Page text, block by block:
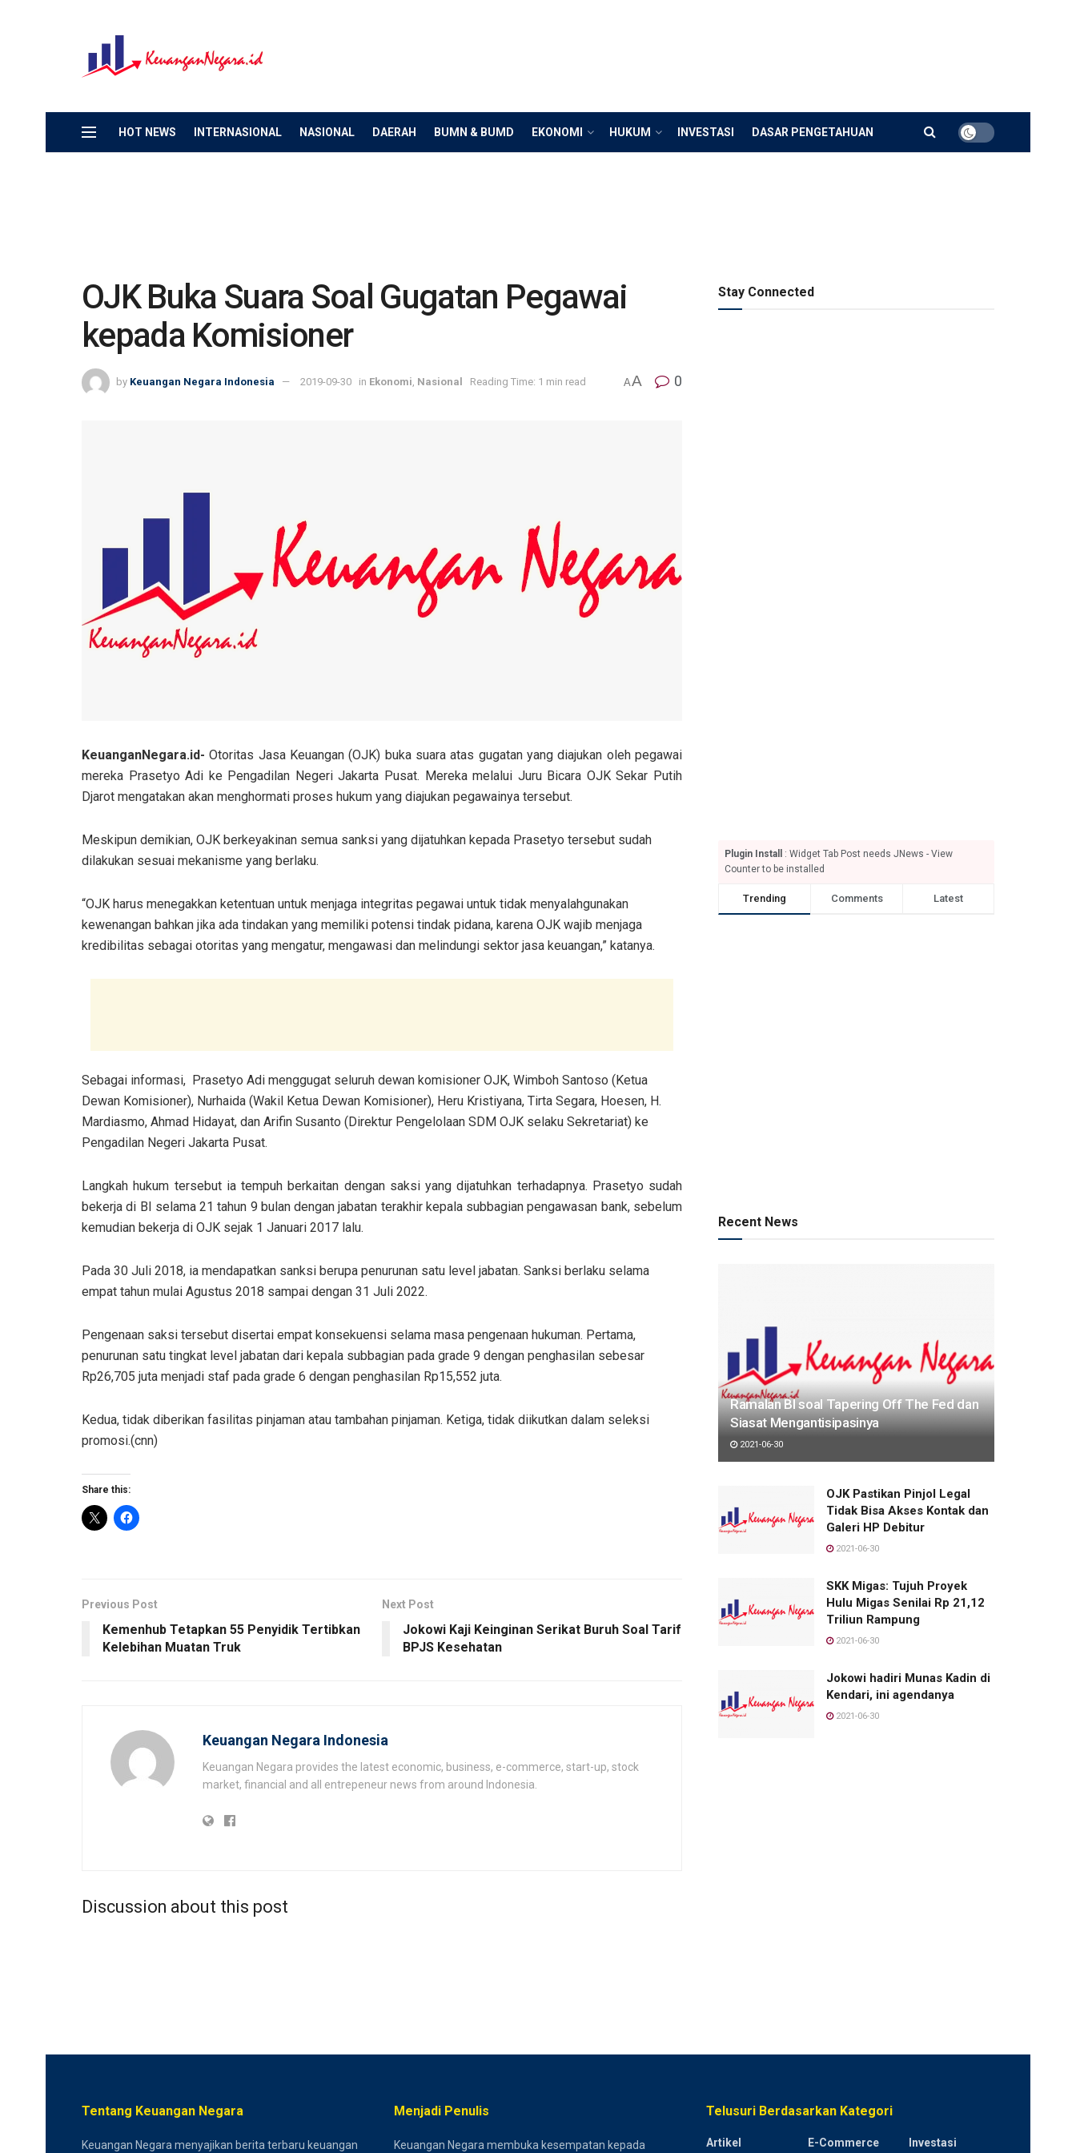
HOT NEWS INTERNASIONAL NASIONAL DAERAH BUMN & BUMD EKONOMI HUKUM INVESTASI DASAR PENGETAHUAN
OJK Buka Suara Soal Gugatan Pegawai
kepada Komisioner
by Keuangan Negara Indonesia 2019-09-30 in Ekonomi Nasional Reading Time: 1 min read AA 0
KeuanganNegara.id-Otoritas Jasa Keuangan (OJK) buka suara atas gugatan yang diajukan oleh pegawai
mereka Prasetyo Adi ke Pengadilan Negeri Jakarta Pusat. Mereka melalui Juru Bicara OJK Sekar Putih
Djarot mengatakan akan menghormati proses hukum yang diajukan pegawainya tersebut.
Meskipun demikian, OJK berkeyakinan semua sanksi yang dijatuhkan kepada Prasetyo tersebut sudah
dilakukan sesuai mekanisme yang berlaku.
“OJK harus menegakkan ketentuan untuk menjaga integritas pegawai untuk tidak menyalahgunakan
kewenangan bahkan jika ada tindakan yang memiliki potensi tindak pidana, karena OJK wajib menjaga
kredibilitas sebagai otoritas yang mengatur, mengawasi dan melindungi sektor jasa keuangan,” katanya.
Sebagai informasi, Prasetyo Adi menggugat seluruh dewan komisioner OJK, Wimboh Santoso (Ketua
Dewan Komisioner), Nurhaida (Wakil Ketua Dewan Komisioner), Heru Kristiyana, Tirta Segara, Hoesen, H.
Mardiasmo, Ahmad Hidayat, dan Arifin Susanto (Direktur Pengelolaan SDM OJK selaku Sekretariat) ke
Pengadilan Negeri Jakarta Pusat.
Langkah hukum tersebut ia tempuh berkaitan dengan saksi yang dijatuhkan terhadapnya. Prasetyo sudah
bekerja di BI selama 21 tahun 9 bulan dengan jabatan terakhir kepala subbagian pengawasan bank, sebelum
kemudian bekerja di OJK sejak 1 Januari 2017 lalu.
Pada 30 Juli 2018, ia mendapatkan sanksi berupa penurunan satu level jabatan. Sanksi berlaku selama
empat tahun mulai Agustus 2018 sampai dengan 31 Juli 2022.
Pengenaan saksi tersebut disertai empat konsekuensi selama masa pengenaan hukuman. Pertama,
penurunan satu tingkat level jabatan dari kepala subbagian pada grade 9 dengan penghasilan sebesar
Rp26,705 juta menjadi staf pada grade 6 dengan penghasilan Rp15,552 juta.
Kedua, tidak diberikan fasilitas pinjaman atau tambahan pinjaman. Ketiga, tidak diikutkan dalam seleksi
promosi.(cnn)
Share this:
Previous Post
Kemenhub Tetapkan 55 Penyidik Tertibkan
Kelebihan Muatan Truk
Next Post
Jokowi Kaji Keinginan Serikat Buruh Soal Tarif
BPJS Kesehatan
Keuangan Negara Indonesia
Keuangan Negara provides the latest economic, business, e-commerce, start-up, stock
market, financial and all entrepeneur news from around Indonesia.
Discussion about this post
Stay Connected
Plugin Install
: Widget Tab Post needs JNews - View
Counter to be installed
Trending Comments Latest
Recent News
Ramalan BI soal Tapering Off The Fed dan
Siasat Mengantisipasinya
2021-06-30
OJK Pastikan Pinjol Legal
Tidak Bisa Akses Kontak dan
Galeri HP Debitur
2021-06-30
SKK Migas: Tujuh Proyek
Hulu Migas Senilai Rp 21,12
Triliun Rampung
2021-06-30
Jokowi hadiri Munas Kadin di
Kendari, ini agendanya
2021-06-30
Tentang Keuangan Negara
Keuangan Negara menyajikan berita terbaru keuangan
Menjadi Penulis
Keuangan Negara membuka kesempatan kepada
Telusuri Berdasarkan Kategori
Artikel E-Commerce Investasi